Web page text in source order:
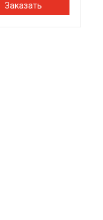
Заказать